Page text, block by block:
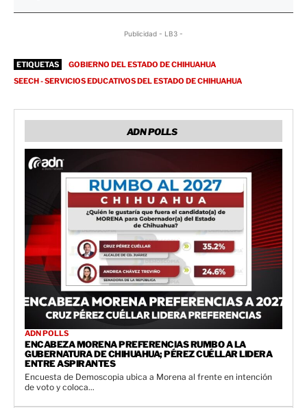
Publicidad - LB3 -
ETIQUETAS
GOBIERNO DEL ESTADO DE CHIHUAHUA
SEECH - SERVICIOS EDUCATIVOS DEL ESTADO DE CHIHUAHUA
ADN POLLS
ADN POLLS
ENCABEZA MORENA PREFERENCIAS RUMBO A LA
GUBERNATURA DE CHIHUAHUA; PÉREZ CUÉLLAR LIDERA
ENTRE ASPIRANTES
Encuesta de Demoscopia ubica a Morena al frente en intención
de voto y coloca...